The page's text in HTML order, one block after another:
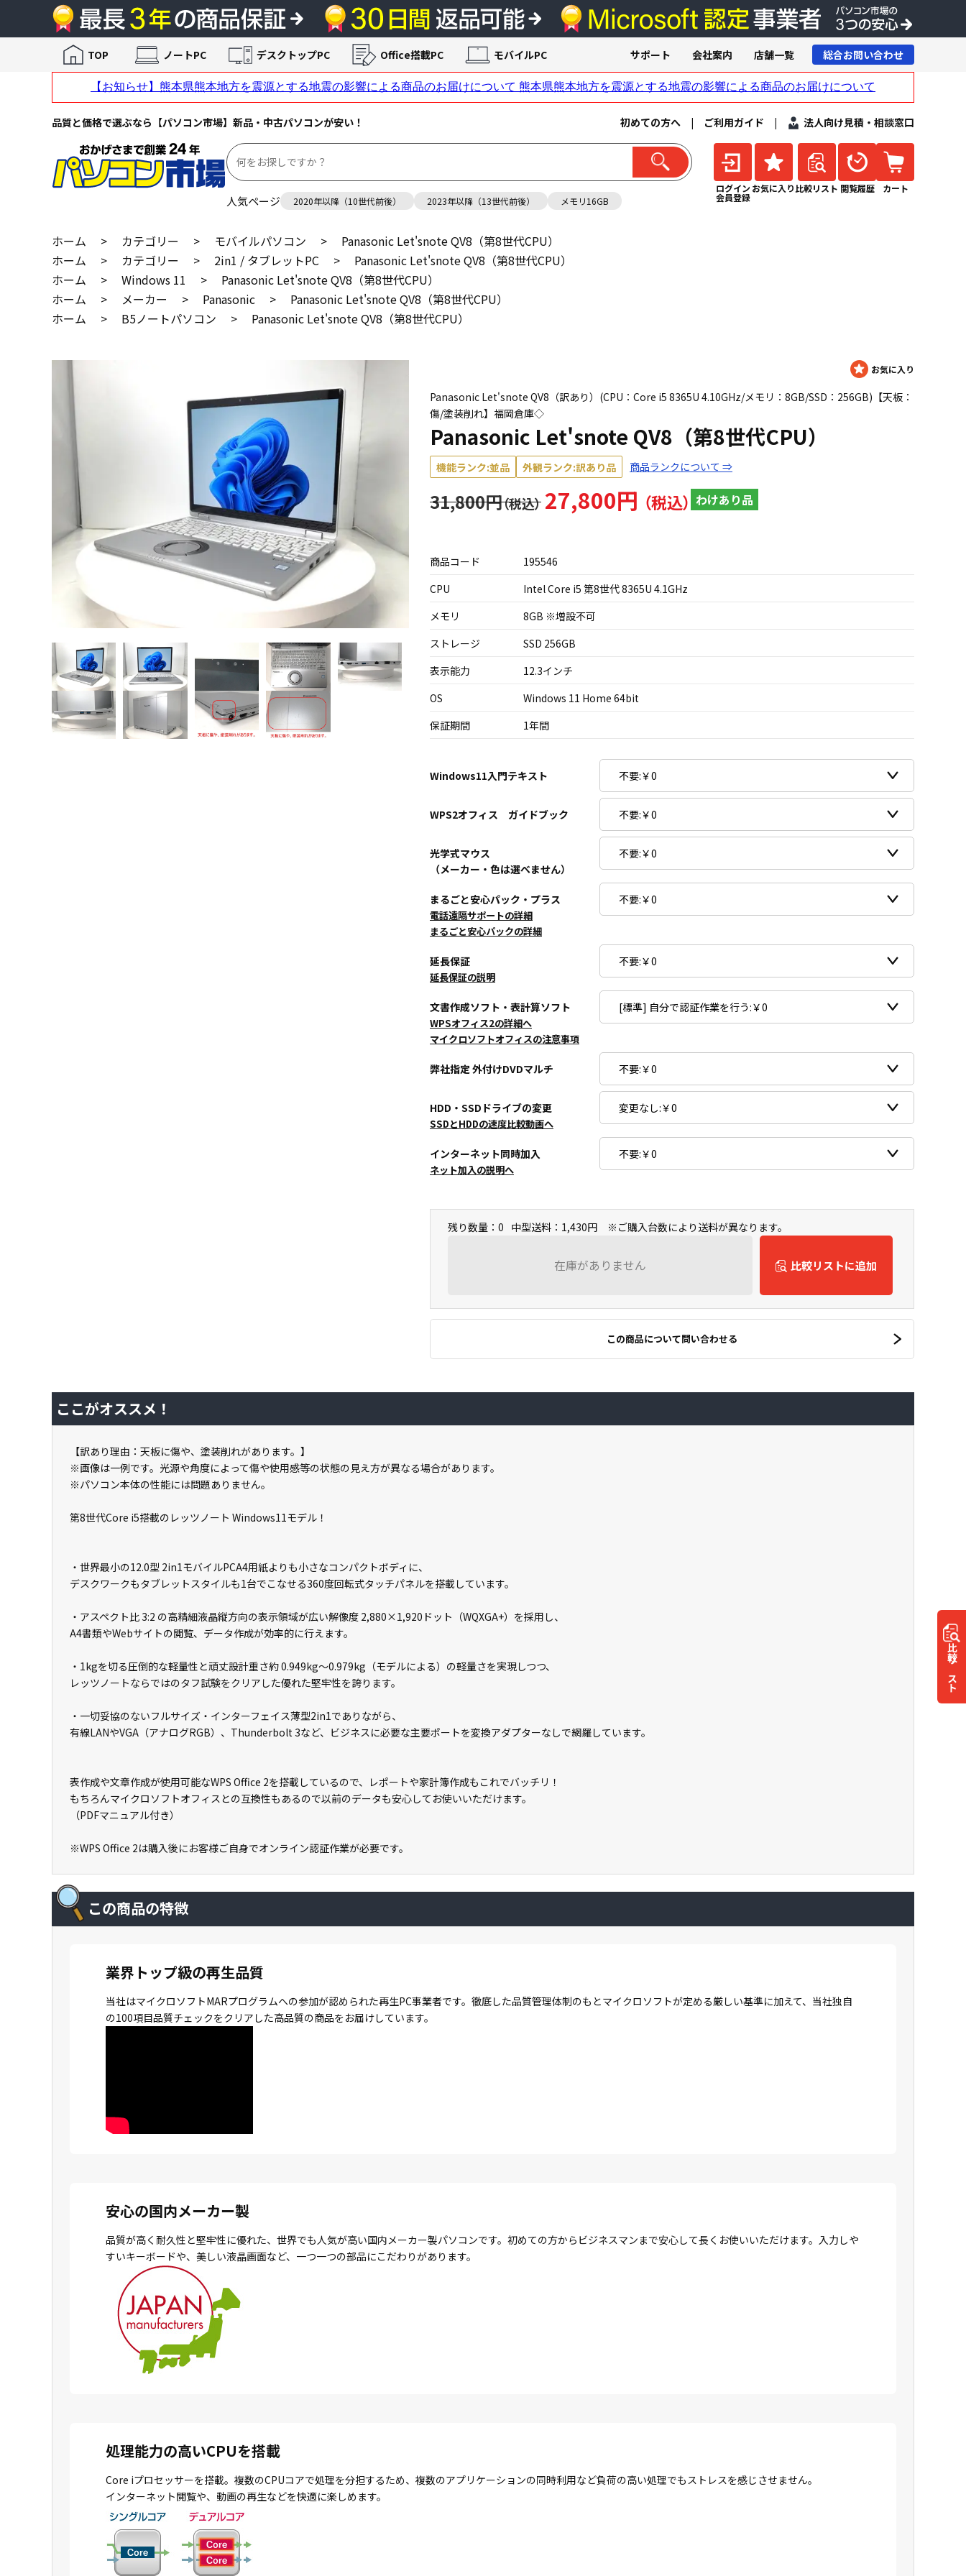
品質と価格で選ぶなら【パソコン市場】新品・中古パソコンが安い！ 初めての方へ | ご利用ガイド | 法人向け見積・相談窓口
人気ページ 2020年以降（10世代前後） 2023年以降（13世代前後） メモリ16GB
ログイン
会員登録
お気に入り 比較リスト 閲覧履歴 カート
TOP ノートPC デスクトップPC Office搭載PC モバイルPC サポート 会社案内 店舗一覧 総合お問い合わせ
ホーム > カテゴリー > モバイルパソコン >
Panasonic Let'snote QV8（第8世代CPU）
ホーム
> カテゴリー > 2in1 / タブレットPC >
Panasonic Let'snote QV8（第8世代CPU）
ホーム
> Windows 11 >
Panasonic Let'snote QV8（第8世代CPU）
ホーム
> メーカー > Panasonic >
Panasonic Let'snote QV8（第8世代CPU）
ホーム
> B5ノートパソコン > Panasonic Let'snote QV8（第8世代CPU）
Panasonic Let'snote QV8（訳あり）(CPU：Core i5 8365U 4.10GHz/メモリ：8GB/SSD：256GB)【天板：
傷/塗装削れ】福岡倉庫◇
Panasonic Let'snote QV8（第8世代CPU）
機能ランク:並品 外観ランク:訳あり品 商品ランクについて ⇒
27,800円 わけあり品
31,800円
商品コード
195546
CPU
Intel Core i5 第8世代 8365U 4.1GHz
メモリ
8GB ※増設不可
ストレージ
SSD 256GB
表示能力
12.3インチ
OS
Windows 11 Home 64bit
保証期間
1年間
Windows11入門テキスト
WPS2オフィス ガイドブック
光学式マウス
（メーカー・色は選べません）
まるごと安心パック・プラス
電話遠隔サポートの詳細
まるごと安心パックの詳細
延長保証
延長保証の説明
文書作成ソフト・表計算ソフト
WPSオフィス2の詳細へ
マイクロソフトオフィスの注意事項
弊社指定 外付けDVDマルチ
HDD・SSDドライブの変更
SSDとHDDの速度比較動画へ
インターネット同時加入
ネット加入の説明へ
残り数量：0 中型送料：1,430円 ※ご購入台数により送料が異なります。
在庫がありません 比較リストに追加
この商品について問い合わせる
比較
リスト
ここがオススメ！
【訳あり理由：天板に傷や、塗装削れがあります。】
※画像は一例です。光源や角度によって傷や使用感等の状態の見え方が異なる場合があります。
※パソコン本体の性能には問題ありません。
第8世代Core i5搭載のレッツノート Windows11モデル！
・世界最小の12.0型 2in1モバイルPCA4用紙よりも小さなコンパクトボディに、
デスクワークもタブレットスタイルも1台でこなせる360度回転式タッチパネルを搭載しています。
・アスペクト比 3:2 の高精細液晶縦方向の表示領域が広い解像度 2,880×1,920ドット（WQXGA+）を採用し、
A4書類やWebサイトの閲覧、データ作成が効率的に行えます。
・1kgを切る圧倒的な軽量性と頑丈設計重さ約 0.949kg〜0.979kg（モデルによる）の軽量さを実現しつつ、
レッツノートならではのタフ試験をクリアした優れた堅牢性を誇ります。
・一切妥協のないフルサイズ・インターフェイス薄型2in1でありながら、
有線LANやVGA（アナログRGB）、Thunderbolt 3など、ビジネスに必要な主要ポートを変換アダプターなしで網羅しています。
表作成や文章作成が使用可能なWPS Office 2を搭載しているので、レポートや家計簿作成もこれでバッチリ！
もちろんマイクロソフトオフィスとの互換性もあるので以前のデータも安心してお使いいただけます。
（PDFマニュアル付き）
※WPS Office 2は購入後にお客様ご自身でオンライン認証作業が必要です。
この商品の特徴
業界トップ級の再生品質
当社はマイクロソフトMARプログラムへの参加が認められた再生PC事業者です。徹底した品質管理体制のもとマイクロソフトが定める厳しい基準に加えて、当社独自
の100項目品質チェックをクリアした高品質の商品をお届けしています。
安心の国内メーカー製
品質が高く耐久性と堅牢性に優れた、世界でも人気が高い国内メーカー製パソコンです。初めての方からビジネスマンまで安心して長くお使いいただけます。入力しや
すいキーボードや、美しい液晶画面など、一つ一つの部品にこだわりがあります。
処理能力の高いCPUを搭載
Core iプロセッサーを搭載。複数のCPUコアで処理を分担するため、複数のアプリケーションの同時利用など負荷の高い処理でもストレスを感じさせません。
インターネット閲覧や、動画の再生などを快適に楽しめます。